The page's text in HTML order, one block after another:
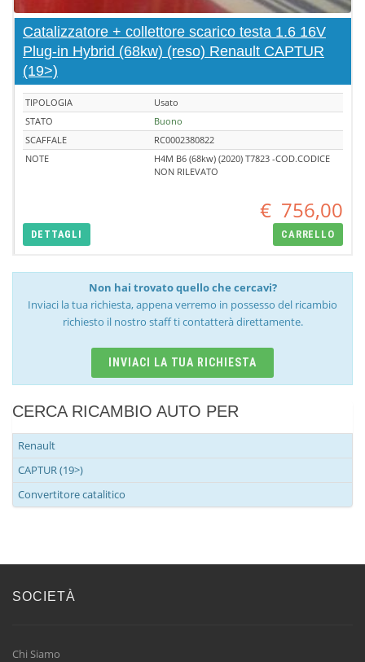
Catalizzatore + collettore scarico testa 1.6 16V
Plug-in Hybrid (68kw) (reso) Renault CAPTUR
(19>)
TIPOLOGIA
Usato
STATO
Buono
SCAFFALE
RC0002380822
NOTE
H4M B6 (68kw) (2020) T7823 -COD.CODICE
NON RILEVATO
€ 756,00
DETTAGLI CARRELLO
Non hai trovato quello che cercavi?
Inviaci la tua richiesta, appena verremo in possesso del ricambio
richiesto il nostro staff ti contatterà direttamente.
INVIACI LA TUA RICHIESTA
CERCA RICAMBIO AUTO PER
Renault
CAPTUR (19>)
Convertitore catalitico
SOCIETÀ
Chi Siamo